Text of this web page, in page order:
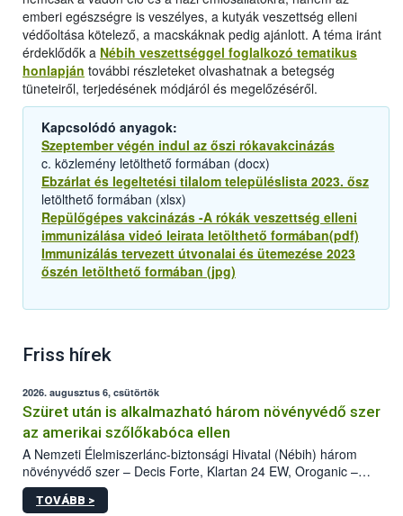
emberi egészségre is veszélyes, a kutyák veszettség elleni
védőoltása kötelező, a macskáknak pedig ajánlott. A téma iránt
érdeklődők a Nébih veszettséggel foglalkozó tematikus
honlapján további részleteket olvashatnak a betegség
tüneteiről, terjedésének módjáról és megelőzéséről.
Kapcsolódó anyagok:
Szeptember végén indul az őszi rókavakcinázás
c. közlemény letölthető formában (docx)
Ebzárlat és legeltetési tilalom településlista 2023. ősz
letölthető formában (xlsx)
Repülőgépes vakcinázás -A rókák veszettség elleni
immunizálása videó leirata letölthető formában(pdf)
Immunizálás tervezett útvonalai és ütemezése 2023
őszén letölthető formában (jpg)
Friss hírek
2026. augusztus 6, csütörtök
Szüret után is alkalmazható három növényvédő szer
az amerikai szőlőkabóca ellen
A Nemzeti Élelmiszerlánc-biztonsági Hivatal (Nébih) három
növényvédő szer – Decis Forte, Klartan 24 EW, Oroganic –
engedélyokiratát módosította, így azok a szüretet követően,
egészen a vesszőérettség (BBCH 91) stádiumáig
TOVÁBB >